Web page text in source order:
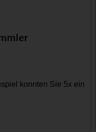
konnten Sie 5x ein